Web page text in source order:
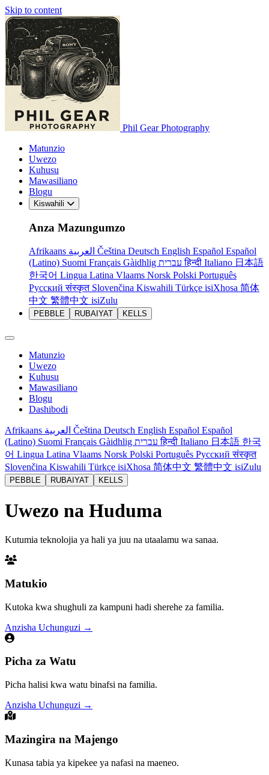
Skip to content
Phil Gear Photography
Matunzio
Uwezo
Kuhusu
Mawasiliano
Blogu
Kiswahili
Anza Mazungumzo
Afrikaans Čeština Deutsch English Español Español
(Latino) Suomi Français Gàidhlig עבריתहिन्दी Italiano 日本語
한국어 Lingua Latina Vlaams Norsk Polski Português
Русскийसंस्कृत Slovenčina Kiswahili Türkçe isiXhosa 简体
中文 繁體中文 isiZulu
PEBBLE RUBAIYAT KELLS
Matunzio
Uwezo
Kuhusu
Mawasiliano
Blogu
Dashibodi
Afrikaans Čeština Deutsch English Español Español
(Latino) Suomi Français Gàidhlig עבריתहिन्दी Italiano 日本語 한국
어 Lingua Latina Vlaams Norsk Polski Português Русскийसंस्कृत
Slovenčina Kiswahili Türkçe isiXhosa 简体中文 繁體中文 isiZulu
PEBBLE RUBAIYAT KELLS
Uwezo na Huduma
Kutumia teknolojia ya hali ya juu na utaalamu wa sanaa.
Matukio
Kutoka kwa shughuli za kampuni hadi sherehe za familia.
Anzisha Uchunguzi →
Picha za Watu
Picha halisi kwa watu binafsi na familia.
Anzisha Uchunguzi →
Mazingira na Majengo
Kunasa tabia ya kipekee ya nafasi na maeneo.